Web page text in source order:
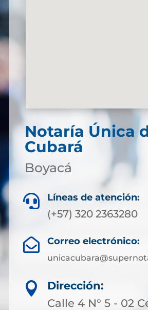
Notaría Única
Cubará
Boyacá
 Líneas de atención:
(+57) 320 2363280
 Correo electrónico:

Dirección:
Calle 4 N° 5 - 02